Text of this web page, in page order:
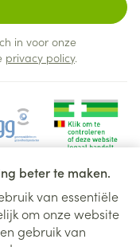
beter te maken.
van essentiële
om onze website
gebruik van
in voor onze
privacy policy.